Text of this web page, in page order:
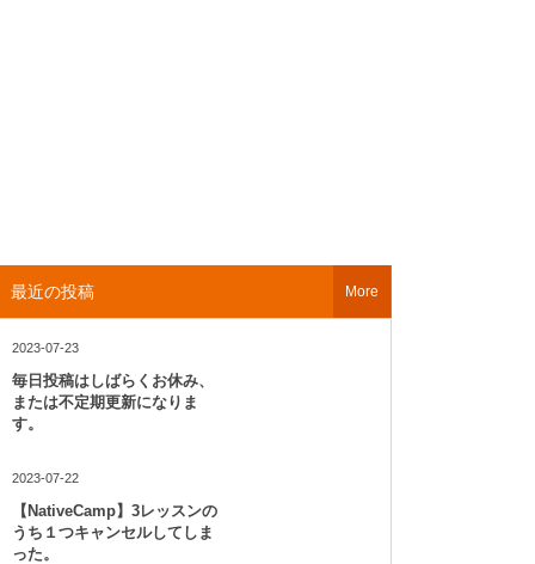
最近の投稿
2023-07-23
毎日投稿はしばらくお休み、
または不定期更新になりま
す。
2023-07-22
【NativeCamp】3レッスンの
うち１つキャンセルしてしま
った。
More